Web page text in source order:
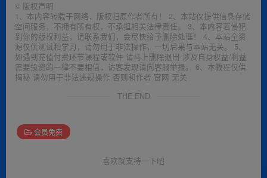
© 版权声明
1、本内容转载于网络，版权归原作者所有！ 2、本站仅提供信息存储
空间服务，不拥有所有权，不承担相关法律责任。 3、本内容若侵犯
到你的版权利益，请联系我们，会尽快给予删除处理！ 4、本站全资
源仅供测试和学习，请勿用于非法操作，一切后果与本站无关。 5、
如遇到充值付费环节课程或软件 请马上删除退出 涉及自身权益/利益
需要投资的一律不要相信，访客发现请向客服举报。 6、本教程仅供
揭秘 请勿用于非法违规操作 否则和作者 官网 无关
THE END
会员免费
喜欢就支持一下吧